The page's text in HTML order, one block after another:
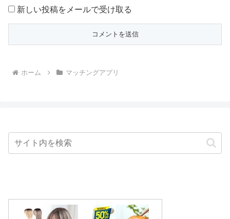
新しい投稿をメールで受け取る
ホーム マッチングアプリ